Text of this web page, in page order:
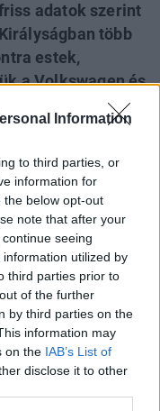
Information
to third parties, or
information for
the below opt-out
note that after your
seeing
utilized by
third parties prior to
of the further
by third parties on the
information may
on the IAB’s List of
disclose it to other
adatok szerint
több
estek,
a Volkswagen és
mutatnak, és
nőtt a kereslet. A
és reputációs
kedden
több mint kétéves
mindössze 536
áprilisi 1404
jelent. Az
a Tesla